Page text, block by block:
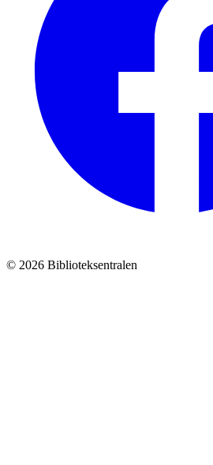
© 2026 Biblioteksentralen